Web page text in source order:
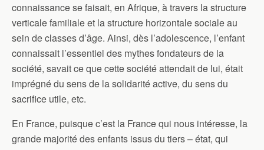
connaissance se faisait, en Afrique, à travers la structure
verticale familiale et la structure horizontale sociale au
sein de classes d’âge. Ainsi, dès l’adolescence, l’enfant
connaissait l’essentiel des mythes fondateurs de la
société, savait ce que cette société attendait de lui, était
imprégné du sens de la solidarité active, du sens du
sacrifice utile, etc.
En France, puisque c’est la France qui nous intéresse, la
grande majorité des enfants issus du tiers – état, qui